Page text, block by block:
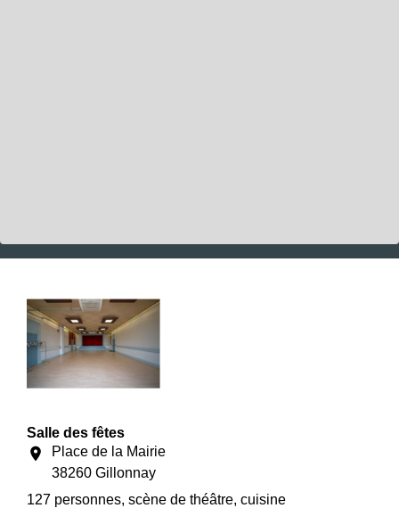
Salle des fêtes
location_on
Place de la Mairie
38260 Gillonnay
127 personnes, scène de théâtre, cuisine